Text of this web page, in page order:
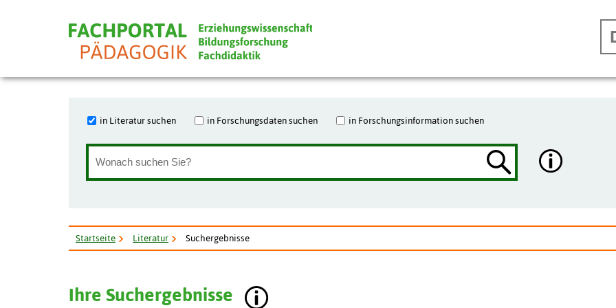
in Literatur suchen in Forschungsdaten suchen in Forschungsinformation suchen
Startseite Literatur Suchergebnisse
Ihre Suchergebnisse